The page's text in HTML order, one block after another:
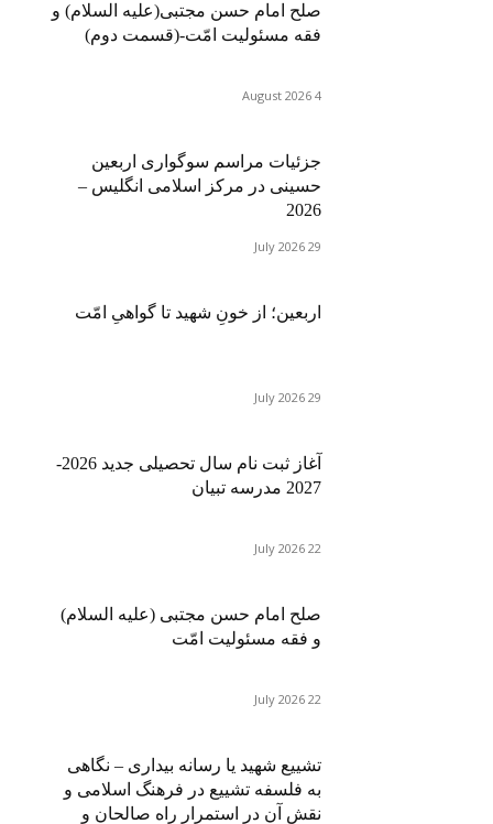
صلح امام حسن مجتبی(علیه السلام) و
فقه مسئولیت امّت-(قسمت دوم)
4 August 2026
جزئیات مراسم سوگواری اربعین
حسینی در مرکز اسلامی انگلیس –
2026
29 July 2026
اربعین؛ از خونِ شهید تا گواهیِ امّت
29 July 2026
آغاز ثبت نام سال تحصیلی جدید 2026-
2027 مدرسه تبیان
22 July 2026
صلح امام حسن مجتبی (علیه السلام)
و فقه مسئولیت امّت
22 July 2026
تشییع شهید یا رسانه بیداری – نگاهی
به فلسفه تشییع در فرهنگ اسلامی و
نقش آن در استمرار راه صالحان و